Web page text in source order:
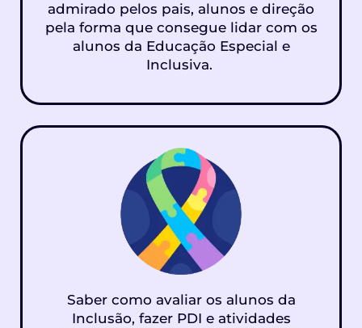
admirado pelos pais, alunos e direção
pela forma que consegue lidar com os
alunos da Educação Especial e
Inclusiva.
Saber como avaliar os alunos da
Inclusão, fazer PDI e atividades